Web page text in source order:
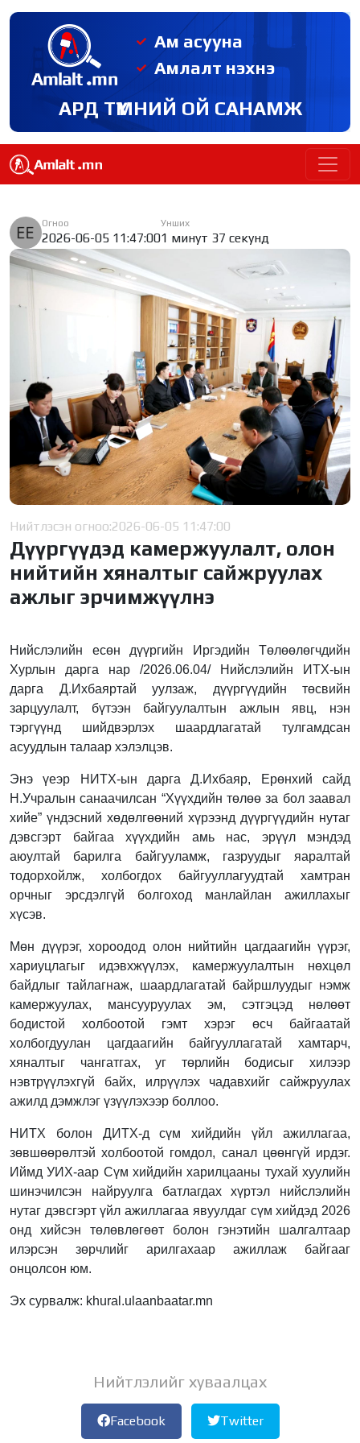
Ам асууна
Амлалт нэхнэ
АРД ТҮМНИЙ ОЙ САНАМЖ
Огноо
2026-06-05 11:47:00
Унших
1 минут 37 секунд
Нийтлэсэн огноо:2026-06-05 11:47:00
Дүүргүүдэд камержуулалт, олон
нийтийн хяналтыг сайжруулах
ажлыг эрчимжүүлнэ
Нийслэлийн есөн дүүргийн Иргэдийн Төлөөлөгчдийн
Хурлын дарга нар /2026.06.04/ Нийслэлийн ИТХ-ын
дарга Д.Ихбаяртай уулзаж, дүүргүүдийн төсвийн
зарцуулалт, бүтээн байгуулалтын ажлын явц, нэн
тэргүүнд шийдвэрлэх шаардлагатай тулгамдсан
асуудлын талаар хэлэлцэв.
Энэ үеэр НИТХ-ын дарга Д.Ихбаяр, Ерөнхий сайд
Н.Учралын санаачилсан “Хүүхдийн төлөө за бол заавал
хийе” үндэсний хөдөлгөөний хүрээнд дүүргүүдийн нутаг
дэвсгэрт байгаа хүүхдийн амь нас, эрүүл мэндэд
аюултай барилга байгууламж, газруудыг яаралтай
тодорхойлж, холбогдох байгууллагуудтай хамтран
орчныг эрсдэлгүй болгоход манлайлан ажиллахыг
хүсэв.
Мөн дүүрэг, хороодод олон нийтийн цагдаагийн үүрэг,
хариуцлагыг идэвхжүүлэх, камержуулалтын нөхцөл
байдлыг тайлагнаж, шаардлагатай байршлуудыг нэмж
камержуулах, мансууруулах эм, сэтгэцэд нөлөөт
бодистой холбоотой гэмт хэрэг өсч байгаатай
холбогдуулан цагдаагийн байгууллагатай хамтарч,
хяналтыг чангатгах, уг төрлийн бодисыг хилээр
нэвтрүүлэхгүй байх, илрүүлэх чадавхийг сайжруулах
ажилд дэмжлэг үзүүлэхээр боллоо.
НИТХ болон ДИТХ-д сүм хийдийн үйл ажиллагаа,
зөвшөөрөлтэй холбоотой гомдол, санал цөөнгүй ирдэг.
Иймд УИХ-аар Сүм хийдийн харилцааны тухай хуулийн
шинэчилсэн найруулга батлагдах хүртэл нийслэлийн
нутаг дэвсгэрт үйл ажиллагаа явуулдаг сүм хийдэд 2026
онд хийсэн төлөвлөгөөт болон гэнэтийн шалгалтаар
илэрсэн зөрчлийг арилгахаар ажиллаж байгааг
онцолсон юм.
Эх сурвалж: khural.ulaanbaatar.mn
Нийтлэлийг хуваалцах
Facebook Twitter